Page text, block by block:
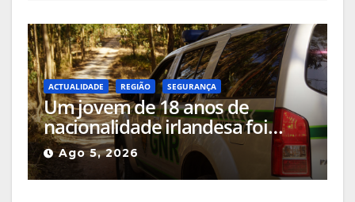
ACTUALIDADE REGIÃO SEGURANÇA
Um jovem de 18 anos de
nacionalidade irlandesa foi
detido pela GNR em Celorico da
Beira pelo crime de incêndio
rural
Ago 5, 2026